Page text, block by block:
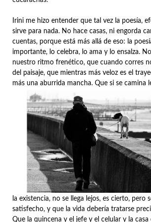
Irini me hizo entender que tal vez la poesía,
sirve para nada. No hace casas, ni engorda
cuentas, porque está más allá de eso: la
importante, lo celebra, lo ama y lo ensalza.
nuestro ritmo frenético, que cuando corres
del paisaje, que mientras más veloz es el
más una aburrida mancha. Que si se camina
la existencia, no se llega lejos, es cierto, pero
satisfecho, y que la vida debería tratarse
Que la quincena y el jefe y el celular y la casa